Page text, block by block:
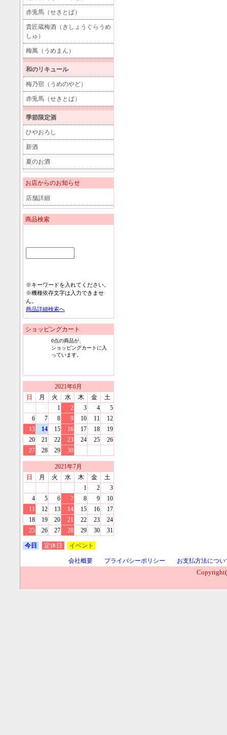
赤兎馬（せきとば）
貴匠蔵梅酒（きしょうぐらうめ
しゅ）
梅萬（うめまん）
和のリキュール
梅乃宿（うめのやど）
赤兎馬（せきとば）
季節限定酒
ひやおろし
新酒
夏のお酒
お店からのお知らせ
店舗詳細
商品検索
※キーワードを入れてください。
※機種依存文字は入力できませ
ん。
商品詳細検索へ
ショッピングカート
0点の商品が、
ショッピングカートに入
っています。
2021年6月
日
月 火 水 木 金
土
1
2 3 4
5
6
7 8 9 10 11
12
13
14 15 16 17 18
19
20
21 22 23 24 25
26
27
28 29 30
2021年7月
日
月 火 水 木 金
土
1
2
3
4
5 6 7 8 9
10
11
12 13 14 15 16
17
18
19 20 21 22 23
24
25
26 27 28 29 30 31
今日 定休日 イベント
会社概要 プライバシーポリシー
お支払方法につい